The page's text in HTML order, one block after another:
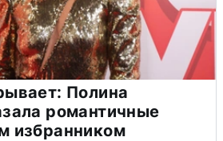
Полина
романтичные
избранником